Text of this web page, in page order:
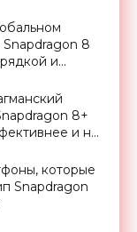
8
и
8+
и на
которые
Snapdragon